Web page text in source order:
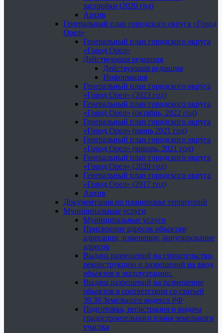
застройки (2020 год)
Архив
Генеральный план городского округа «Город
Орел»
Генеральный план городского округа
«Город Орел»
Действующая редакция
Действующая редакция
Информация
Генеральный план городского округа
«Город Орел» (2023 год)
Генеральный план городского округа
«Город Орел» (октябрь, 2022 год)
Генеральный план городского округа
«Город Орел» (июнь 2021 год)
Генеральный план городского округа
«Город Орел» (январь, 2021 год)
Генеральный план городского округа
«Город Орел» (2020 год)
Генеральный план городского округа
«Город Орел» (2017 год)
Архив
Документация по планировке территорий
Муниципальные услуги
Муниципальные услуги
Присвоение адресов объектам
адресации, изменение, аннулирование
адресов
Выдача разрешений на строительство,
реконструкцию и разрешений на ввод
объектов в эксплуатацию.
Выдача разрешений на размещение
объектов в соответствии со статьей
39.36 Земельного кодекса РФ
Подготовка, регистрация и выдача
градостроительного плана земельного
участка